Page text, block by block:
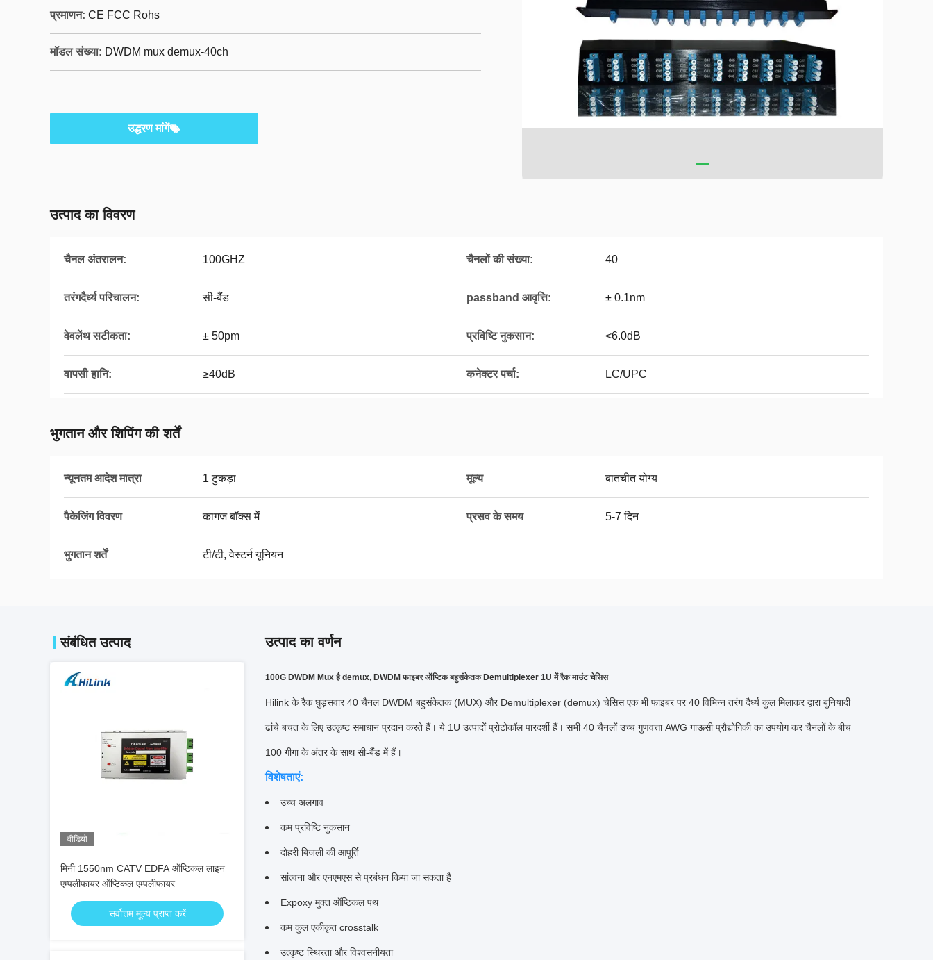
प्रमाणन: CE FCC Rohs
मॉडल संख्या: DWDM mux demux-40ch
उद्धरण मांगें
उत्पाद का विवरण
चैनल अंतरालन: 100GHZ चैनलों की संख्या: 40
तरंगदैर्ध्य परिचालन: सी-बैंड passband आवृत्ति: ± 0.1nm
वेवलेंथ सटीकता: ± 50pm प्रविष्टि नुकसान: <6.0dB
वापसी हानि: ≥40dB कनेक्टर पर्चा: LC/UPC
भुगतान और शिपिंग की शर्तें
न्यूनतम आदेश मात्रा 1 टुकड़ा मूल्य बातचीत योग्य
पैकेजिंग विवरण कागज बॉक्स में प्रसव के समय 5-7 दिन
भुगतान शर्तें टी/टी, वेस्टर्न यूनियन
संबंधित उत्पाद
वीडियो
मिनी 1550nm CATV EDFA ऑप्टिकल लाइन
एम्पलीफायर ऑप्टिकल एम्पलीफायर
सर्वोत्तम मूल्य प्राप्त करें
उत्पाद का वर्णन
100G DWDM Mux है demux, DWDM फाइबर ऑप्टिक बहुसंकेतक Demultiplexer 1U में रैक माउंट चेसिस
Hilink के रैक घुड़सवार 40 चैनल DWDM बहुसंकेतक (MUX) और Demultiplexer (demux) चेसिस एक भी फाइबर पर 40 विभिन्न तरंग दैर्ध्य कुल मिलाकर द्वारा बुनियादी
ढांचे बचत के लिए उत्कृष्ट समाधान प्रदान करते हैं। ये 1U उत्पादों प्रोटोकॉल पारदर्शी हैं। सभी 40 चैनलों उच्च गुणवत्ता AWG गाऊसी प्रौद्योगिकी का उपयोग कर चैनलों के बीच
100 गीगा के अंतर के साथ सी-बैंड में हैं।
विशेषताएं:
उच्च अलगाव
कम प्रविष्टि नुकसान
दोहरी बिजली की आपूर्ति
सांत्वना और एनएमएस से प्रबंधन किया जा सकता है
Expoxy मुक्त ऑप्टिकल पथ
कम कुल एकीकृत crosstalk
उत्कृष्ट स्थिरता और विश्वसनीयता